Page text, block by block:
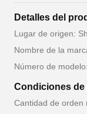
Detalles del
Lugar de origen:
Nombre de la
Número de
Condiciones
Cantidad de orden